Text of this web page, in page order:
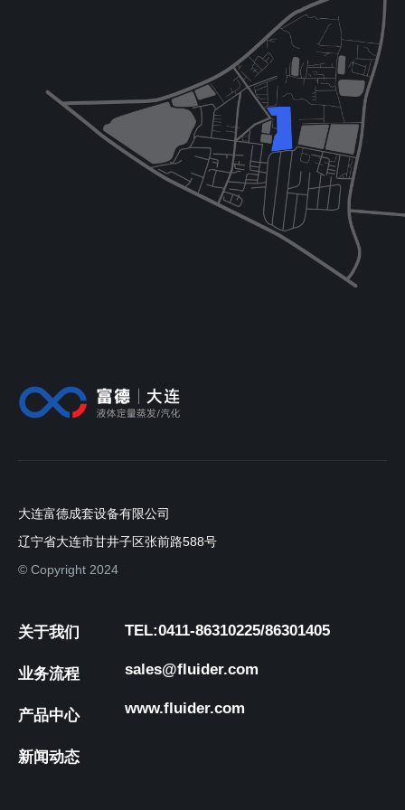
大连富德成套设备有限公司
辽宁省大连市甘井子区张前路588号
© Copyright 2024
关于我们
业务流程
产品中心
新闻动态
TEL:0411-86310225/86301405
sales@fluider.com
www.fluider.com